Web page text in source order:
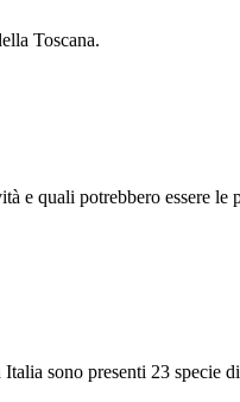
Toscana.
e quali potrebbero essere
sono presenti 23 specie